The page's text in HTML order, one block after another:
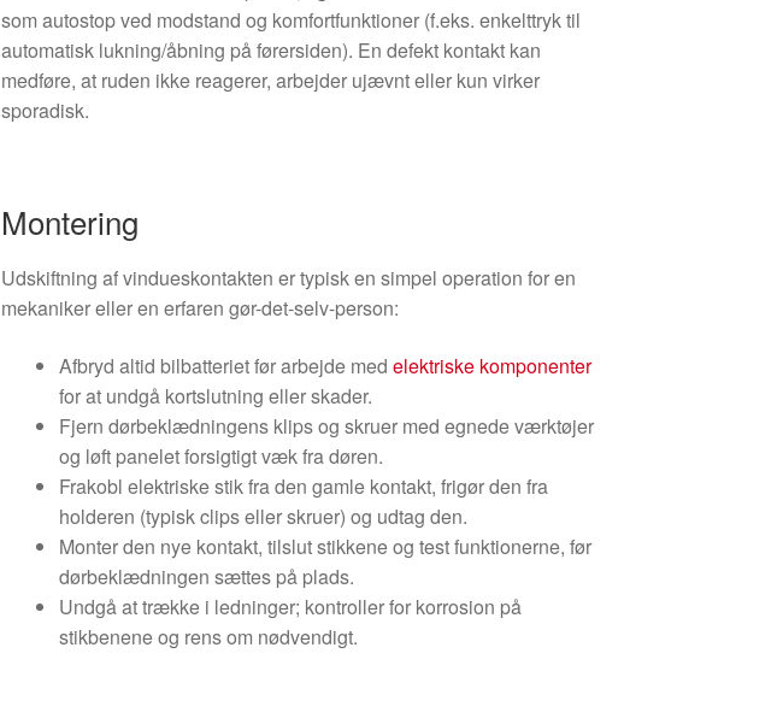
som autostop ved modstand og komfortfunktioner (f.eks. enkelttryk til
automatisk lukning/åbning på førersiden). En defekt kontakt kan
medføre, at ruden ikke reagerer, arbejder ujævnt eller kun virker
sporadisk.
Montering
Udskiftning af vindueskontakten er typisk en simpel operation for en
mekaniker eller en erfaren gør-det-selv-person:
Afbryd altid bilbatteriet før arbejde medelektriske komponenter
for at undgå kortslutning eller skader.
Fjern dørbeklædningens klips og skruer med egnede værktøjer
og løft panelet forsigtigt væk fra døren.
Frakobl elektriske stik fra den gamle kontakt, frigør den fra
holderen (typisk clips eller skruer) og udtag den.
Monter den nye kontakt, tilslut stikkene og test funktionerne, før
dørbeklædningen sættes på plads.
Undgå at trække i ledninger; kontroller for korrosion på
stikbenene og rens om nødvendigt.